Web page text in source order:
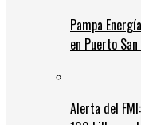
Pampa
en Puerto
Alerta del